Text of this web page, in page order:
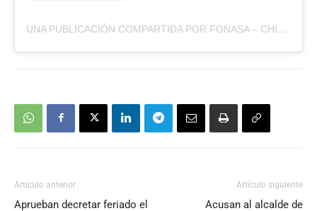
UNA PUBLICACIÓN COMPARTIDA POR FONASA – CHILE (@FONASACHILE)
Artículo anterior
Aprueban decretar feriado el
Artículo siguiente
Acusan al alcalde de